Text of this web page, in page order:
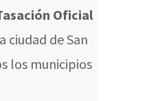
Oficial
ciudad de San
los municipios